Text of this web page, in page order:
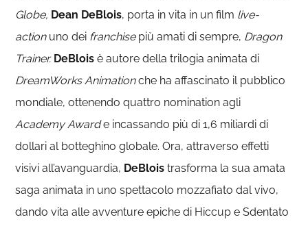
Globe, Dean DeBlois, porta in vita in un film live-
action uno dei franchise più amati di sempre, Dragon
Trainer. DeBlois è autore della trilogia animata di
DreamWorks Animationche ha affascinato il pubblico
mondiale, ottenendo quattro nomination agli
Academy Awarde incassando più di 1,6 miliardi di
dollari al botteghino globale. Ora, attraverso effetti
visivi all’avanguardia, DeBlois trasforma la sua amata
saga animata in uno spettacolo mozzafiato dal vivo,
dando vita alle avventure epiche di Hiccup e Sdentato